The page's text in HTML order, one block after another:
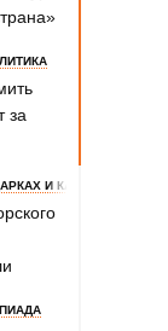
за
И КАНОЭ